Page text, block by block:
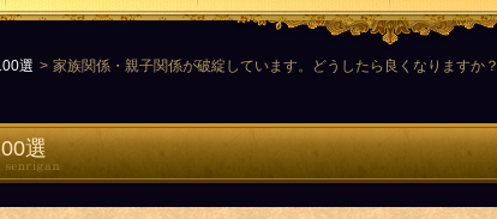
選 家族関係・親子関係が破綻しています。どうしたら良くなりますか？
選